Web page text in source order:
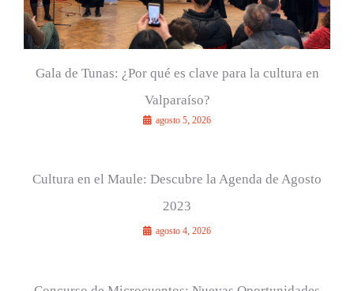
Gala de Tunas: ¿Por qué es clave para la cultura en
Valparaíso?
agosto 5, 2026
Cultura en el Maule: Descubre la Agenda de Agosto
2023
agosto 4, 2026